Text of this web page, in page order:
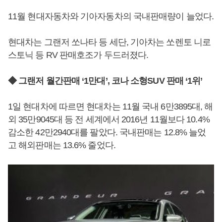
11월 현대자동차와 기아자동차의 국내판매량이 늘었다.
현대차는 그랜저 쏘나타 등 세단, 기아차는 쏘렌토 니로
스토닉 등 RV 판매호조가 두드러졌다.
◆ 그랜저 월간판매 ‘1만대’, 코나 소형SUV 판매 ‘1위’
1일 현대차에 따르면 현대차는 11월 국내 6만3895대, 해
외 35만9045대 등 전 세계에서 2016년 11월보다 10.4%
감소한 42만2940대를 팔았다. 국내판매는 12.8% 늘었
고 해외판매는 13.6% 줄었다.